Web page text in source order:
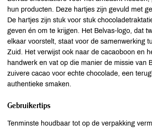
hun producten. Deze hartjes zijn gevuld met
De hartjes zijn stuk voor stuk
geven én om te krijgen. Het Belvas-logo, dat
elkaar voorstelt, staat voor de samenwerking
Zuid. Het verwijst ook naar de cacaoboon en
handwerk en vat op die manier de missie van
zuivere cacao voor echte chocolade, een
authentieke smaken.
Gebruikertips
Tenminste houdbaar tot op de verpakking